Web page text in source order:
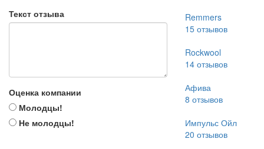
Текст отзыва
Оценка компании
Молодцы!
Не молодцы!
Remmers
15отзывов
Rockwool
14отзывов
Афива
8 отзывов
Импульс Ойл
20 отзывов